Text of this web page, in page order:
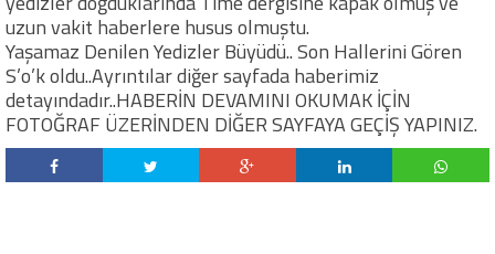
uzun vakit haberlere husus olmuştu.
Yaşamaz Denilen Yedizler Büyüdü.. Son Hallerini Gören
S’o’k oldu..Ayrıntılar diğer sayfada haberimiz
detayındadır..HABERİN DEVAMINI OKUMAK İÇİN
FOTOĞRAF ÜZERİNDEN DİĞER SAYFAYA GEÇİŞ YAPINIZ.